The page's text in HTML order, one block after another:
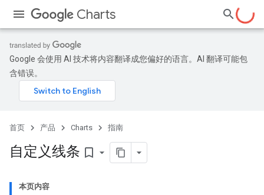
Charts
Google 会使用 AI 技术将内容翻译成您偏好的语言。AI 翻译可能包
含错误。
首页 产品 Charts 指南
自定义线条 bookmark_border
本页内容